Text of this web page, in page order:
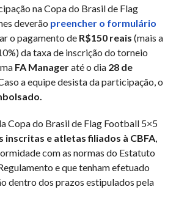
na Copa do Brasil de Flag
deverão preencher o formulário
o pagamento de R$150 reais (mais a
da taxa de inscrição do torneio
FA Manageraté o dia 28 de
a equipe desista da participação, o
Copa do Brasil de Flag Football 5×5
inscritas e atletas filiados à CBFA,
com as normas do Estatuto
e que tenham efetuado
dentro dos prazos estipulados pela